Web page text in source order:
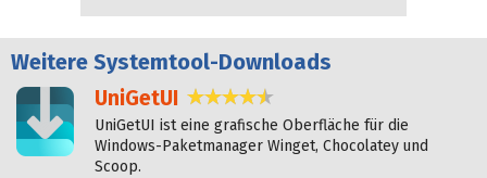
Weitere Systemtool-Downloads
UniGetUI 4,6 Sterne
UniGetUI ist eine grafische Oberfläche für die
Windows-Paketmanager Winget, Chocolatey und
Scoop.